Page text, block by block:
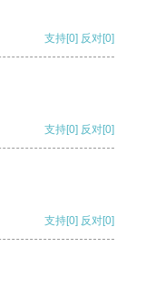
支持[0] 反对[0]
支持[0] 反对[0]
支持[0] 反对[0]